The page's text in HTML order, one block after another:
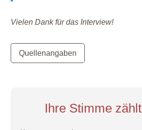
Vielen Dank für das Interview!
Quellenangaben
Ihre Stimme zählt